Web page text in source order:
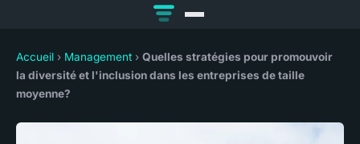
Accueil › Management › Quelles stratégies pour promouvoir
la diversité et l'inclusion dans les entreprises de taille
moyenne?